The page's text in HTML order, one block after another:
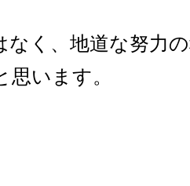
なく、地道な努力
います。